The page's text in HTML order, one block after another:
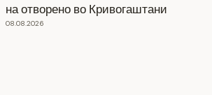
на отворено во Кривогаштани
08.08.2026